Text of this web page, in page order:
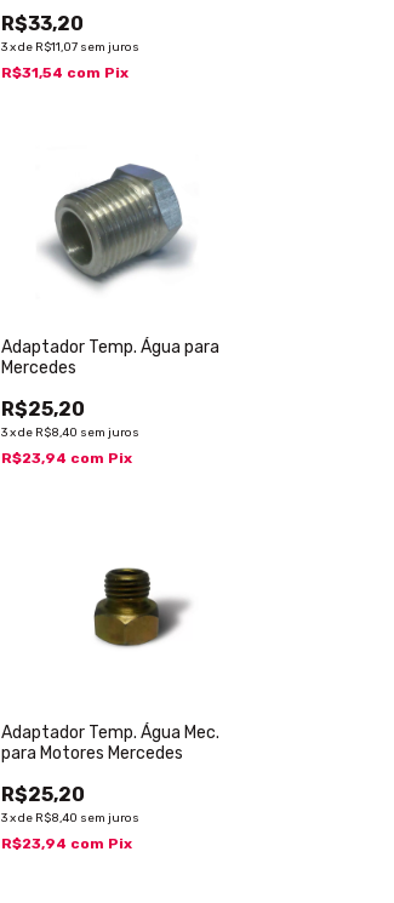
R$33,20
3 xde R$11,07 sem juros
R$31,54 com Pix
Adaptador Temp. Água para
Mercedes
R$25,20
3 xde R$8,40 sem juros
R$23,94 com Pix
Adaptador Temp. Água Mec.
para Motores Mercedes
R$25,20
3 xde R$8,40 sem juros
R$23,94 com Pix